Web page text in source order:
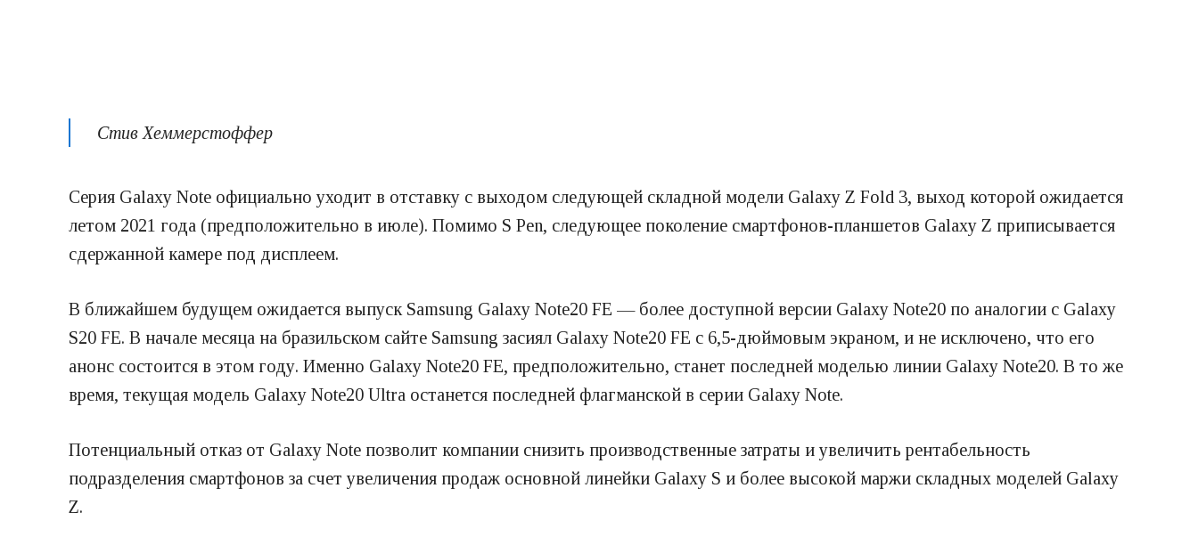
Стив Хеммерстоффер
Серия Galaxy Note официально уходит в отставку с выходом следующей складной модели Galaxy Z Fold 3, выход которой ожидается
летом 2021 года (предположительно в июле). Помимо S Pen, следующее поколение смартфонов-планшетов Galaxy Z приписывается
сдержанной камере под дисплеем.
В ближайшем будущем ожидается выпуск Samsung Galaxy Note20 FE — более доступной версии Galaxy Note20 по аналогии с Galaxy
S20 FE. В начале месяца на бразильском сайте Samsung засиял Galaxy Note20 FE с 6,5-дюймовым экраном, и не исключено, что его
анонс состоится в этом году. Именно Galaxy Note20 FE, предположительно, станет последней моделью линии Galaxy Note20. В то же
время, текущая модель Galaxy Note20 Ultra останется последней флагманской в серии Galaxy Note.
Потенциальный отказ от Galaxy Note позволит компании снизить производственные затраты и увеличить рентабельность
подразделения смартфонов за счет увеличения продаж основной линейки Galaxy S и более высокой маржи складных моделей Galaxy
Z.